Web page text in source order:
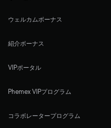
ウェルカムボーナス
紹介ボーナス
VIPポータル
Phemex VIPプログラム
コラボレータープログラム